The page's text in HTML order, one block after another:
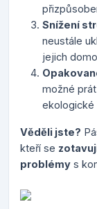
Snížení
neustále
jejich
možné
ekologické
Věděli jste?
kteří se
problémy s